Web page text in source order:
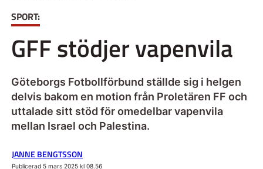
SPORT:
GFF stödjer vapenvila
Göteborgs Fotbollförbund ställde sig i helgen
delvis bakom en motion från Proletären FF och
uttalade sitt stöd för omedelbar vapenvila
mellan Israel och Palestina.
JANNE BENGTSSON
Publicerad 5 mars 2025 kl 08.56